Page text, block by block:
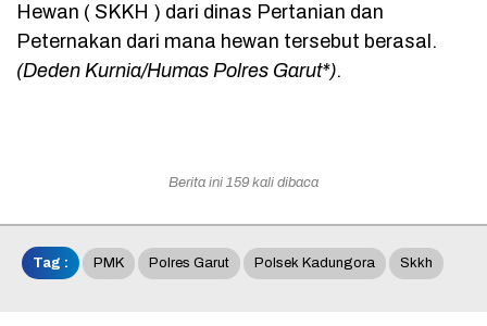
Hewan ( SKKH ) dari dinas Pertanian dan
Peternakan dari mana hewan tersebut berasal.
(Deden Kurnia/Humas Polres Garut*).
Berita ini 159 kali dibaca
Tag : PMK Polres Garut Polsek Kadungora Skkh